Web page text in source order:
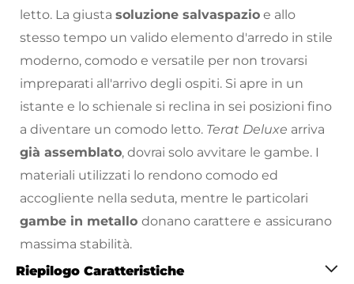
letto. La giusta soluzione salvaspazio e allo
stesso tempo un valido elemento d'arredo in stile
moderno, comodo e versatile per non trovarsi
impreparati all'arrivo degli ospiti. Si apre in un
istante e lo schienale si reclina in sei posizioni fino
a diventare un comodo letto. Terat Deluxe arriva
già assemblato, dovrai solo avvitare le gambe. I
materiali utilizzati lo rendono comodo ed
accogliente nella seduta, mentre le particolari
gambe in metallo donano carattere e assicurano
massima stabilità.
Amerai la sua versatilità e il tocco di colore che
Riepilogo Caratteristiche